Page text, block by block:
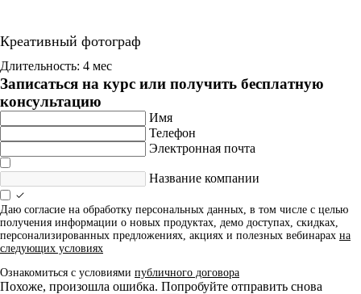
Креативный фотограф
Длительность: 4 мес
Записаться на курс или получить бесплатную
консультацию
Имя
Телефон
Электронная почта
Название компании
Даю согласие на обработку персональных данных, в том числе с целью
получения информации о новых продуктах, демо доступах, скидках,
персонализированных предложениях, акциях и полезных вебинарах на
следующих условиях
Ознакомиться с условиями публичного договора
Похоже, произошла ошибка. Попробуйте отправить снова